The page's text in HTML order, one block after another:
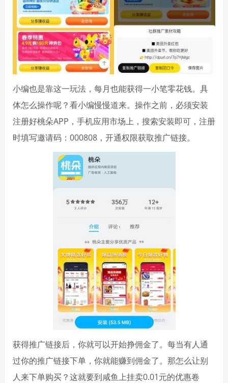
小编也是靠这一玩法，每月也能获得一小笔零花钱。具
体怎么操作呢？看小编慢慢道来。操作之前，必须安装
注册好桃朵APP，手机应用市场上，搜索安装即可，注册
时填写邀请码：000808，开通权限获取推广链接。
获得推广链接后，你就可以开始挣佣金了。每当有人通
过你的推广链接下单，你就能赚到佣金了。那怎么让别
人来下单购买？这就要到咸鱼上挂卖0.01元的优惠卷